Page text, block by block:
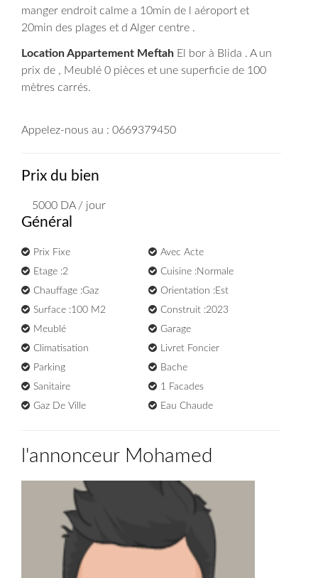
manger endroit calme a 10min de l aéroport et
20min des plages et d Alger centre .
Location Appartement Meftah El bor à Blida . A un
prix de , Meublé 0 pièces et une superficie de 100
mètres carrés.
Appelez-nous au : 0669379450
Prix du bien
5000 DA/ jour
Général
Prix Fixe
Avec Acte
Etage :2
Cuisine :Normale
Chauffage :Gaz
Orientation :Est
Surface :100 M2
Construit :2023
Meublé
Garage
Climatisation
Livret Foncier
Parking
Bache
Sanitaire
1 Facades
Gaz De Ville
Eau Chaude
l'annonceur Mohamed